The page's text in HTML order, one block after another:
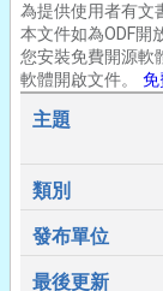
為提供使用者有文
本文件如為ODF開
您安裝免費開源軟
軟體開啟文件。 免